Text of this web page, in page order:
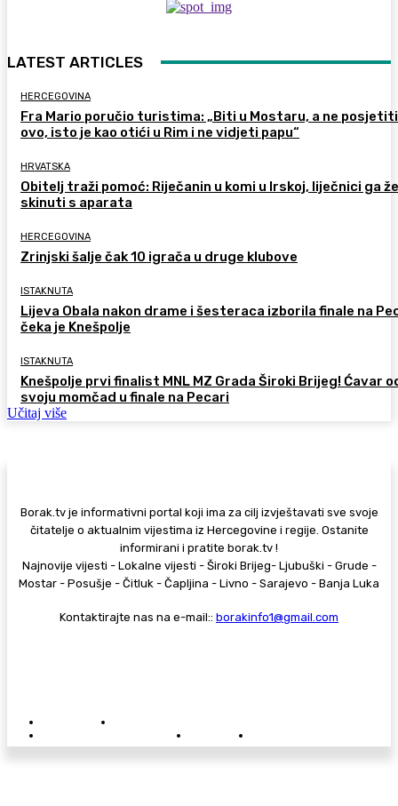
LATEST ARTICLES
HERCEGOVINA
Fra Mario poručio turistima: „Biti u Mostaru, a ne posjetiti
ovo, isto je kao otići u Rim i ne vidjeti papu“
HRVATSKA
Obitelj traži pomoć: Riječanin u komi u Irskoj, liječnici ga
skinuti s aparata
HERCEGOVINA
Zrinjski šalje čak 10 igrača u druge klubove
ISTAKNUTA
Lijeva Obala nakon drame i šesteraca izborila finale na
čeka je Knešpolje
ISTAKNUTA
Knešpolje prvi finalist MNL MZ Grada Široki Brijeg! Ćavar
svoju momčad u finale na Pecari
Učitaj više
Borak.tv je informativni portal koji ima za cilj izvještavati sve svoje
čitatelje o aktualnim vijestima iz Hercegovine i regije. Ostanite
informirani i pratite borak.tv !
Najnovije vijesti - Lokalne vijesti - Široki Brijeg- Ljubuški - Grude -
Mostar - Posušje - Čitluk - Čapljina - Livno - Sarajevo - Banja Luka
Kontaktirajte nas na e-mail:: borakinfo1@gmail.com